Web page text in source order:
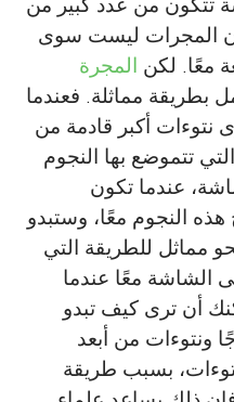
تتكون من عدد كبير من
المجرات ليست سوى
معًا. لكن المجرة
بطريقة مماثلة. فعندما
نتوءات أكبر قادمة من
تتموضع بها النجوم
عندما تكون
هذه النجوم معًا، وستبدو
مماثل للطريقة التي
الشاشة معًا عندما
أن ترى كيف تبدو
ونتوءات من أبعد
بسبب طريقة